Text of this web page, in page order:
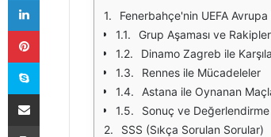
Fenerbahçe'nin UEFA
Grup Aşaması ve Rakipler
Dinamo Zagreb ile
Rennes ile Mücadeleler
Astana ile Oynanan
Sonuç ve Değerlendirme
SSS (Sıkça Sorulan Sorular)
Pinterest
Skype
E-Posta ile paylaş